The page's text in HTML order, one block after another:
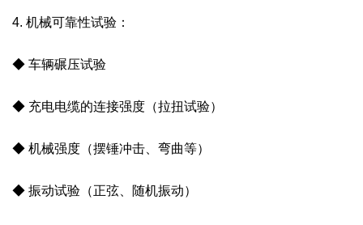
4. 机械可靠性试验：
◆ 车辆碾压试验
◆ 充电电缆的连接强度（拉扭试验）
◆ 机械强度（摆锤冲击、弯曲等）
◆ 振动试验（正弦、随机振动）